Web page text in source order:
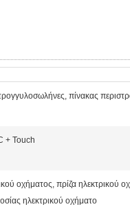
πίνακας
+ Touch
οχήματος, πρίζα ηλεκτρικού
ηλεκτρικού οχήματο